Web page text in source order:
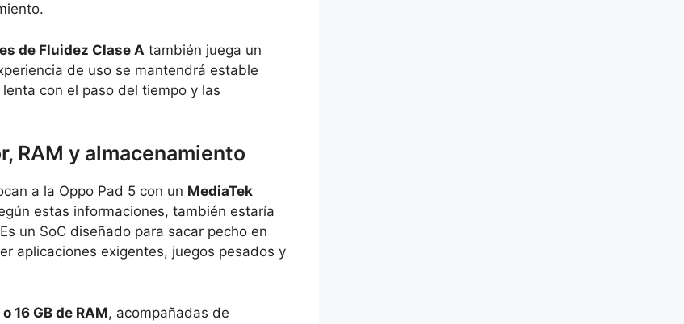
de Fluidez Clase A también juega un
de uso se mantendrá estable
con el paso del tiempo y las
RAM y almacenamiento
a la Oppo Pad 5 con un MediaTek
estas informaciones, también estaría
un SoC diseñado para sacar pecho en
aplicaciones exigentes, juegos pesados y
o 16 GB de RAM, acompañadas de